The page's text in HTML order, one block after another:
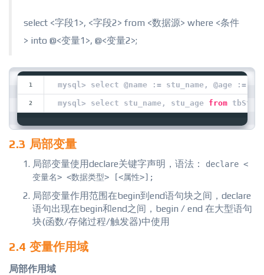
select <字段1>, <字段2> from <数据源> where <条件
> into @<变量1>, @<变量2>;
mysql> select @name := stu_name, @age :=
mysql> select stu_name, stu_age from
2.3 局部变量
局部变量使用declare关键字声明，语法：
declare <
变量名> <数据类型> [<属性>];
局部变量作用范围在begin到end语句块之间，declare
语句出现在begin和end之间，begin / end 在大型语句
块(函数/存储过程/触发器)中使用
2.4 变量作用域
局部作用域